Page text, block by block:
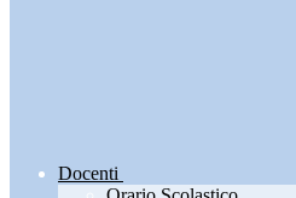
Docenti